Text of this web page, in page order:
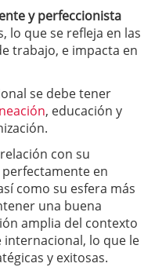
y perfeccionista
lo que se refleja en las
trabajo, e impacta en
se debe tener
, educación y
con su
en
como su esfera más
una buena
amplia del contexto
internacional, lo que le
y exitosas.